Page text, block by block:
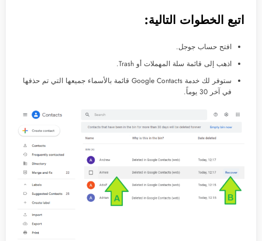
اتبع الخطوات التالية:
افتح حساب جوجل.
اذهب إلى قائمة سلة المهملات أو Trash.
ستوفر لك خدمة Google Contacts قائمة بالأسماء جميعها التي تم حذفها
في آخر 30 يوماً.